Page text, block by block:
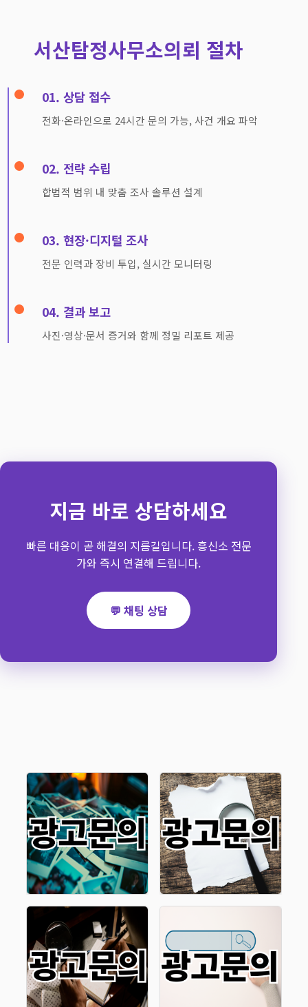
서산탐정사무소의뢰 절차
01. 상담 접수
전화·온라인으로 24시간 문의 가능, 사건 개요 파악
02. 전략 수립
합법적 범위 내 맞춤 조사 솔루션 설계
03. 현장·디지털 조사
전문 인력과 장비 투입, 실시간 모니터링
04. 결과 보고
사진·영상·문서 증거와 함께 정밀 리포트 제공
지금 바로 상담하세요
빠른 대응이 곧 해결의 지름길입니다. 흥신소 전문
가와 즉시 연결해 드립니다.
💬 채팅 상담